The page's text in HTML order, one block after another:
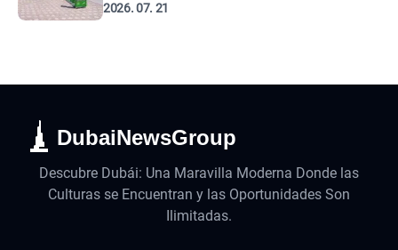
2026. 07. 21
DubaiNewsGroup
Descubre Dubái: Una Maravilla Moderna Donde las
Culturas se Encuentran y las Oportunidades Son
Ilimitadas.